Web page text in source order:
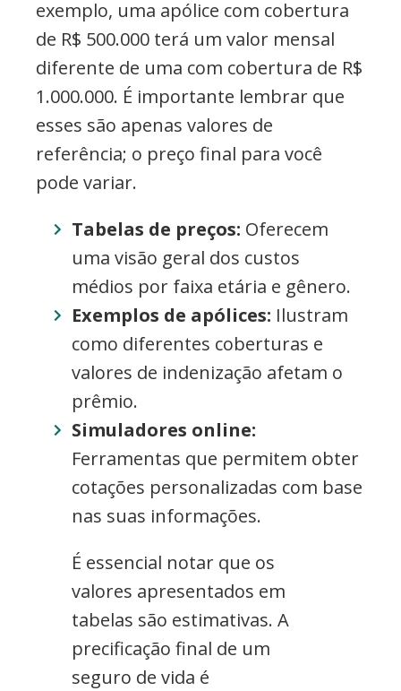
exemplo, uma apólice com cobertura
de R$ 500.000 terá um valor mensal
diferente de uma com cobertura de R$
1.000.000. É importante lembrar que
esses são apenas valores de
referência; o preço final para você
pode variar.
Tabelas de preços: Oferecem
uma visão geral dos custos
médios por faixa etária e gênero.
Exemplos de apólices: Ilustram
como diferentes coberturas e
valores de indenização afetam o
prêmio.
Simuladores online:
Ferramentas que permitem obter
cotações personalizadas com base
nas suas informações.
É essencial notar que os
valores apresentados em
tabelas são estimativas. A
precificação final de um
seguro de vida é